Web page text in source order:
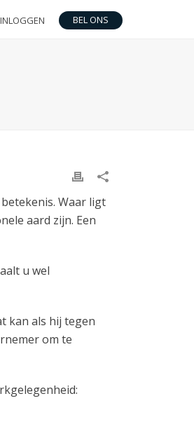
INLOGGEN BEL ONS
Waar ligt
aard zijn. Een
u wel
kan als hij tegen
om te